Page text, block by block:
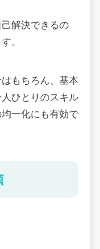
解決できるの
。
もちろん、基本
ひとりのスキル
一化にも有効で